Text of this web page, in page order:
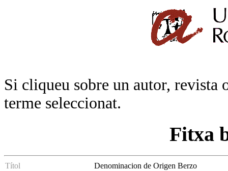
Si cliqueu sobre un autor, revista
terme seleccionat.
Fitxa
Títol
Denominacion de Origen Berzo